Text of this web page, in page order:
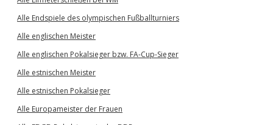
Alle Endspiele des olympischen Fußballturniers
Alle englischen Meister
Alle englischen Pokalsieger bzw. FA-Cup-Sieger
Alle estnischen Meister
Alle estnischen Pokalsieger
Alle Europameister der Frauen